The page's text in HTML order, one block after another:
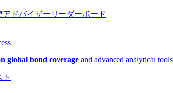
ドバイザーリーダーボード
global bond coverage and advanced analytical tools